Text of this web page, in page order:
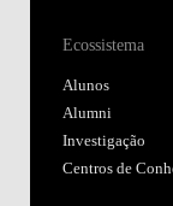
Ecossistema
Alunos
Alumni
Investigação
Centros de